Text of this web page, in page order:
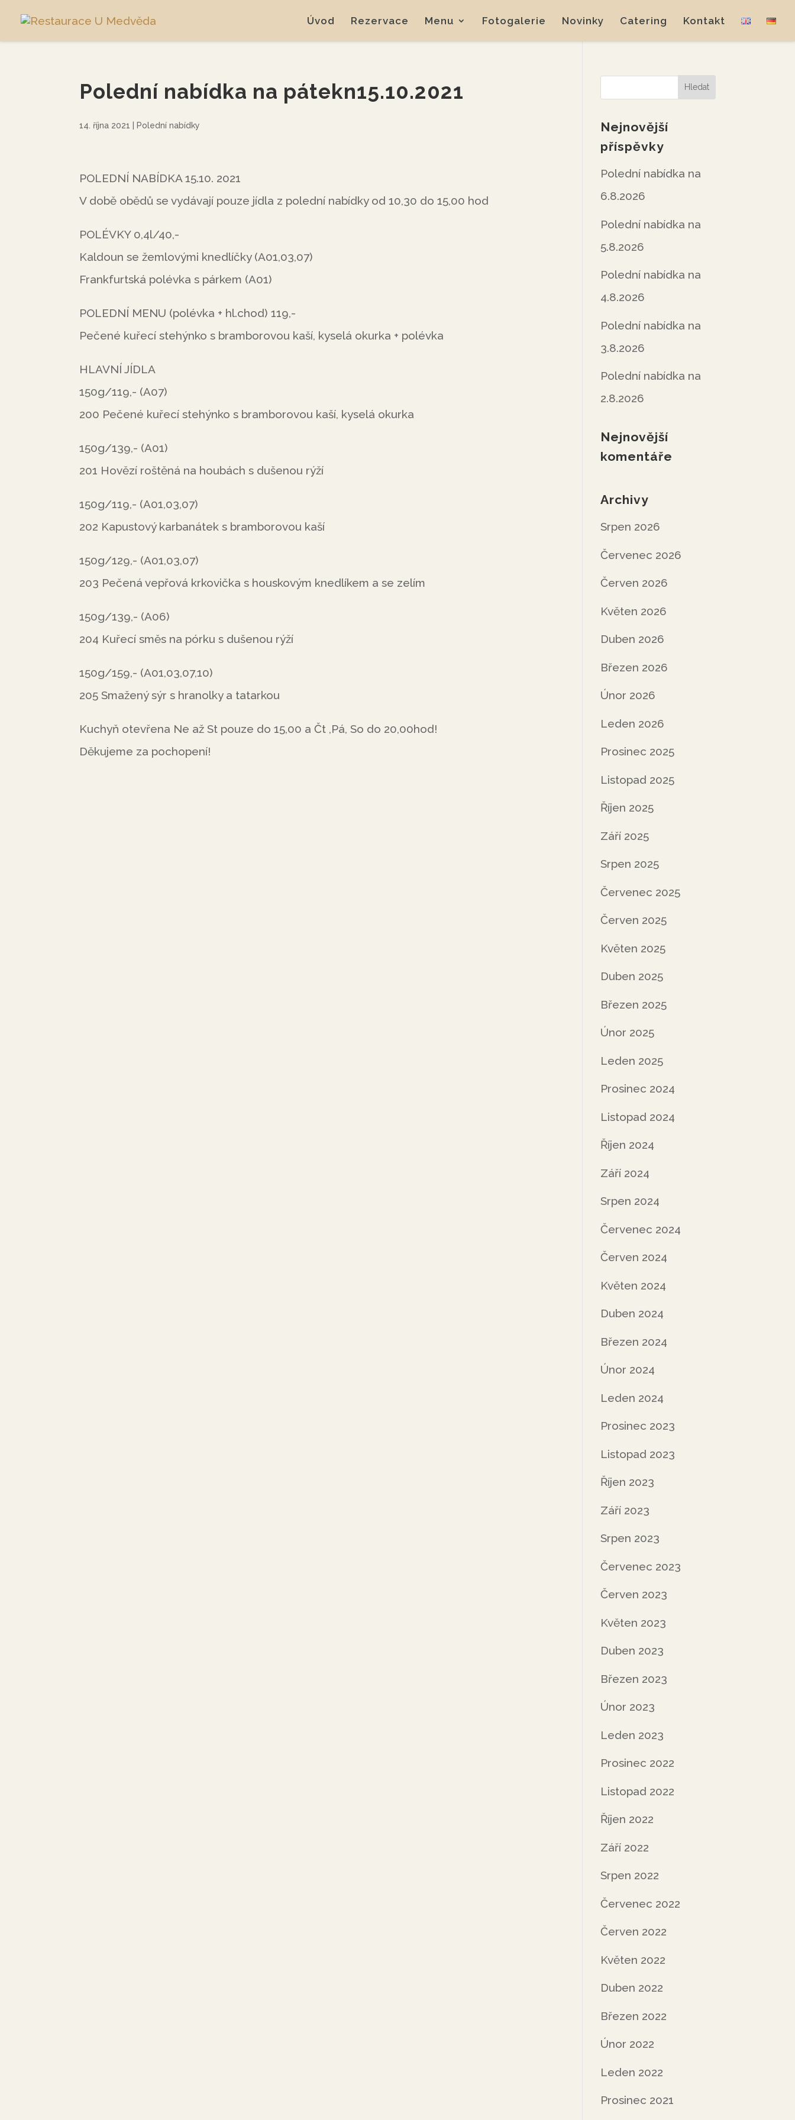
Úvod Rezervace Menu Fotogalerie Novinky Catering Kontakt
Polední nabídka na pátekn15.10.2021
14. října 2021 Polední nabídky
POLEDNÍ NABÍDKA 15.10. 2021
V době obědů se vydávají pouze jídla z polední nabídky od 10,30 do 15,00 hod
POLÉVKY 0,4l/40,-
Kaldoun se žemlovými knedlíčky (A01,03,07)
Frankfurtská polévka s párkem (A01)
POLEDNÍ MENU (polévka + hl.chod) 119,-
Pečené kuřecí stehýnko s bramborovou kaší, kyselá okurka + polévka
HLAVNÍ JÍDLA
150g/119,- (A07)
200 Pečené kuřecí stehýnko s bramborovou kaší, kyselá okurka
150g/139,- (A01)
201 Hovězí roštěná na houbách s dušenou rýží
150g/119,- (A01,03,07)
202 Kapustový karbanátek s bramborovou kaší
150g/129,- (A01,03,07)
203 Pečená vepřová krkovička s houskovým knedlíkem a se zelím
150g/139,- (A06)
204 Kuřecí směs na pórku s dušenou rýží
150g/159,- (A01,03,07,10)
205 Smažený sýr s hranolky a tatarkou
Kuchyň otevřena Ne až St pouze do 15,00 a Čt ,Pá, So do 20,00hod!
Děkujeme za pochopení!
Nejnovější
příspěvky
Polední nabídka na
6.8.2026
Polední nabídka na
5.8.2026
Polední nabídka na
4.8.2026
Polední nabídka na
3.8.2026
Polední nabídka na
2.8.2026
Nejnovější
komentáře
Archivy
Srpen 2026
Červenec 2026
Červen 2026
Květen 2026
Duben 2026
Březen 2026
Únor 2026
Leden 2026
Prosinec 2025
Listopad 2025
Říjen 2025
Září 2025
Srpen 2025
Červenec 2025
Červen 2025
Květen 2025
Duben 2025
Březen 2025
Únor 2025
Leden 2025
Prosinec 2024
Listopad 2024
Říjen 2024
Září 2024
Srpen 2024
Červenec 2024
Červen 2024
Květen 2024
Duben 2024
Březen 2024
Únor 2024
Leden 2024
Prosinec 2023
Listopad 2023
Říjen 2023
Září 2023
Srpen 2023
Červenec 2023
Červen 2023
Květen 2023
Duben 2023
Březen 2023
Únor 2023
Leden 2023
Prosinec 2022
Listopad 2022
Říjen 2022
Září 2022
Srpen 2022
Červenec 2022
Červen 2022
Květen 2022
Duben 2022
Březen 2022
Únor 2022
Leden 2022
Prosinec 2021